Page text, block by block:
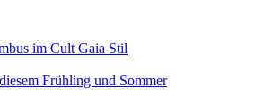
im Cult Gaia Stil
Frühling und Sommer